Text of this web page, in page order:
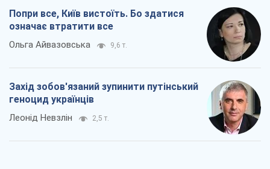
Попри все, Київ вистоїть. Бо здатися
означає втратити все
Ольга Айвазовська 9,6 т.
Захід зобов'язаний зупинити путінський
геноцид українців
Леонід Невзлін 2,5 т.